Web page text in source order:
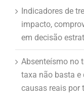
Indicadores de
impacto,
em decisão
Absenteísmo no
taxa não basta e
causas reais por